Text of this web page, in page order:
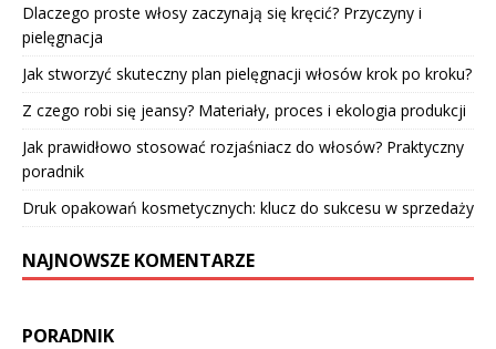
Dlaczego proste włosy zaczynają się kręcić? Przyczyny i
pielęgnacja
Jak stworzyć skuteczny plan pielęgnacji włosów krok po kroku?
Z czego robi się jeansy? Materiały, proces i ekologia produkcji
Jak prawidłowo stosować rozjaśniacz do włosów? Praktyczny
poradnik
Druk opakowań kosmetycznych: klucz do sukcesu w sprzedaży
NAJNOWSZE KOMENTARZE
PORADNIK